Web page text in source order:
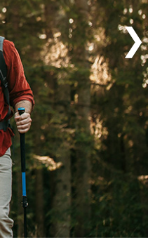
hela Thüringen. I
låta dig förbluffas över de
dig till den pittoreska
äldsta stadskärnan.